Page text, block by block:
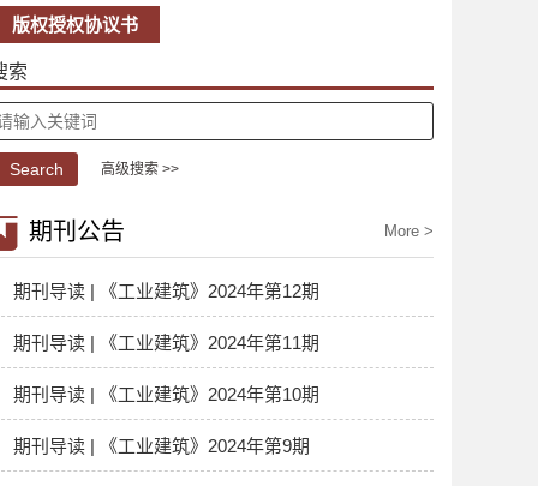
版权授权协议书
索
高级搜索 >>
期刊公告 More >
期刊导读 | 《工业建筑》2024年第12期
期刊导读 | 《工业建筑》2024年第11期
期刊导读 | 《工业建筑》2024年第10期
期刊导读 | 《工业建筑》2024年第9期